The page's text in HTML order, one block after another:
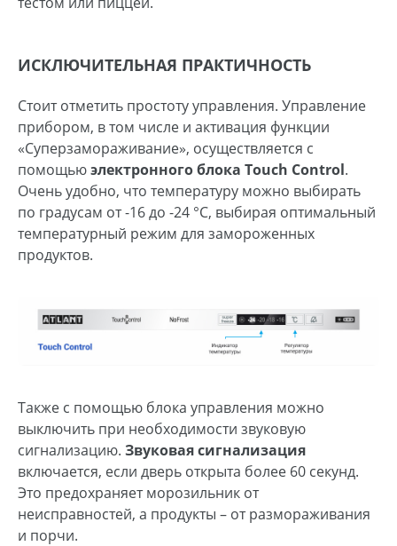
ИСКЛЮЧИТЕЛЬНАЯ ПРАКТИЧНОСТЬ
Стоит отметить простоту управления. Управление
прибором, в том числе и активация функции
«Суперзамораживание», осуществляется с
помощьюэлектронного блока Touch Control.
Очень удобно, что температуру можно выбирать
по градусам от -16 до -24 °С, выбирая оптимальный
температурный режим для замороженных
продуктов.
Также с помощью блока управления можно
выключить при необходимости звуковую
сигнализацию. Звуковая сигнализация
включается, если дверь открыта более 60 секунд.
Это предохраняет морозильник от
неисправностей, а продукты – от размораживания
и порчи.